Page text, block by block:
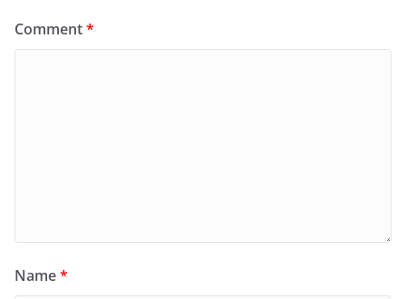
Comment*
Name*